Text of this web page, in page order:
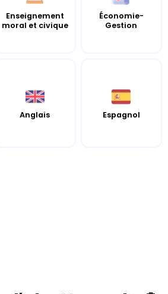
Enseignement
moral et civique
Économie-
Gestion
Anglais Espagnol